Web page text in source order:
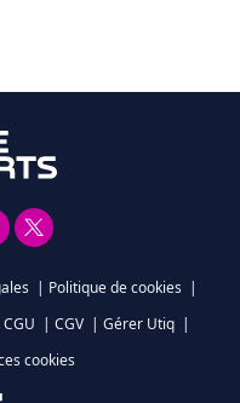
| Politique de cookies |
CGU | CGV | Gérer Utiq |
cookies